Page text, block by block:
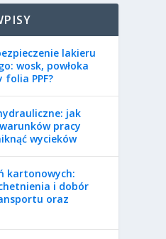
lakieru
wosk, powłoka
folia PPF?
jak
pracy
wycieków
kartonowych:
i dobór
oraz